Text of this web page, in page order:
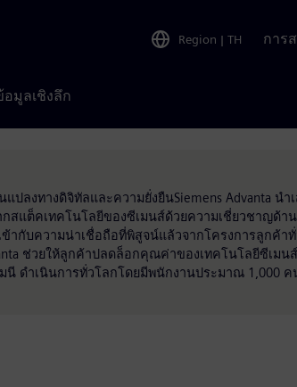
Region | TH การ
มูลเชิงลึก
ปลงทางดิจิทัลและความยั่งยืนSiemens Advanta นำ
สแต็คเทคโนโลยีของซีเมนส์ด้วยความเชี่ยวชาญด้าน
ข้ากับความน่าเชื่อถือที่พิสูจน์แล้วจากโครงการลูกค้าทั่
ช่วยให้ลูกค้าปลดล็อกคุณค่าของเทคโนโลยีซีเมน
นี ดำเนินการทั่วโลกโดยมีพนักงานประมาณ 1,000 ค